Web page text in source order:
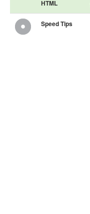
HTML
Speed Tips